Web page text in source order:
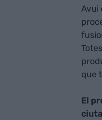
Avui
que
El